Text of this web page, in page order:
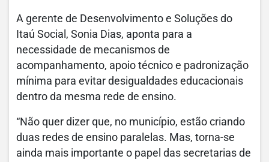
A gerente de Desenvolvimento e Soluções do
Itaú Social, Sonia Dias, aponta para a
necessidade de mecanismos de
acompanhamento, apoio técnico e padronização
mínima para evitar desigualdades educacionais
dentro da mesma rede de ensino.
“Não quer dizer que, no município, estão criando
duas redes de ensino paralelas. Mas, torna-se
ainda mais importante o papel das secretarias de